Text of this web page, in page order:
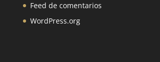
Feed de comentarios
WordPress.org